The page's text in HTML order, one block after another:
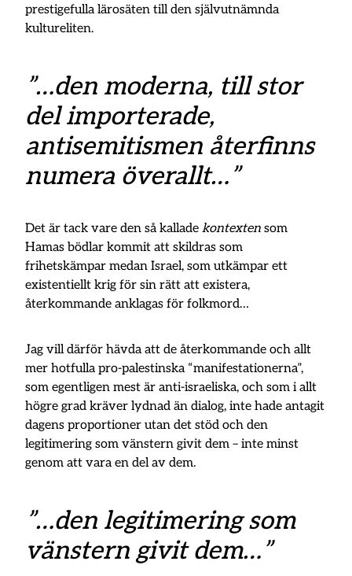
prestigefulla lärosäten till den självutnämnda
kultureliten.
”…den moderna, till stor
del importerade,
antisemitismen återfinns
numera överallt…”
Det är tack vare den så kalladekontexten som
Hamas bödlar kommit att skildras som
frihetskämpar medan Israel, som utkämpar ett
existentiellt krig för sin rätt att existera,
återkommande anklagas för folkmord…
Jag vill därför hävda att de återkommande och allt
mer hotfulla pro-palestinska “manifestationerna”,
som egentligen mest är anti-israeliska, och som i allt
högre grad kräver lydnad än dialog, inte hade antagit
dagens proportioner utan det stöd och den
legitimering som vänstern givit dem – inte minst
genom att vara en del av dem.
”…den legitimering som
vänstern givit dem…”